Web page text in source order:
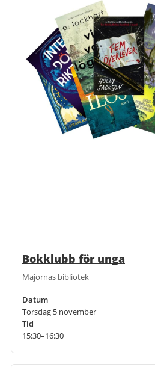
Bokklubb för unga
Majornas bibliotek
Datum
Torsdag 5 november
Tid
15:30–16:30